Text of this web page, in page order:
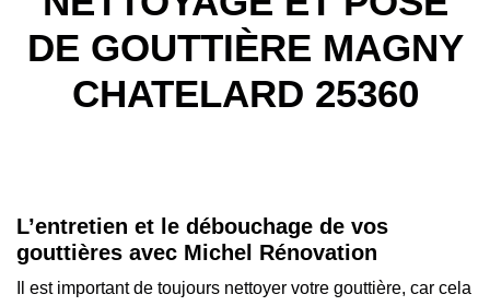
DE GOUTTIÈRE MAGNY
CHATELARD 25360
L’entretien et le débouchage de vos
gouttières avec Michel Rénovation
Il est important de toujours nettoyer votre gouttière, car cela